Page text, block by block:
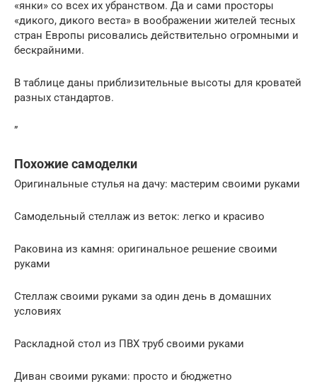
«янки» со всех их убранством. Да и сами просторы
«дикого, дикого веста» в воображении жителей тесных
стран Европы рисовались действительно огромными и
бескрайними.
В таблице даны приблизительные высоты для кроватей
разных стандартов.
”
Похожие самоделки
Оригинальные стулья на дачу: мастерим своими руками
Самодельный стеллаж из веток: легко и красиво
Раковина из камня: оригинальное решение своими
руками
Стеллаж своими руками за один день в домашних
условиях
Раскладной стол из ПВХ труб своими руками
Диван своими руками: просто и бюджетно